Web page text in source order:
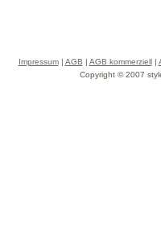
Impressum| AGB | AGB kommerziell|
Copyright © 2007